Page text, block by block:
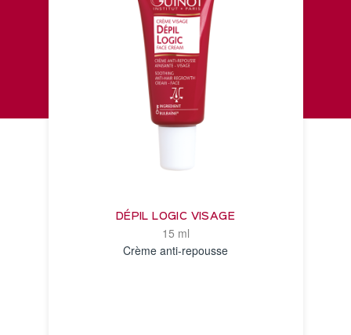
DÉPIL LOGIC VISAGE
15 ml
Crème anti-repousse